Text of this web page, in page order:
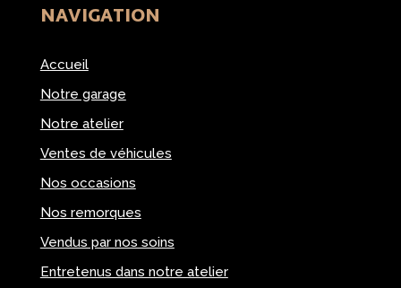
NAVIGATION
Accueil
Notre garage
Notre atelier
Ventes de véhicules
Nos occasions
Nos remorques
Vendus par nos soins
Entretenus dans notre atelier